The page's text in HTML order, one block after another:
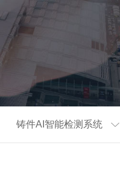
铸件AI智能检测系统